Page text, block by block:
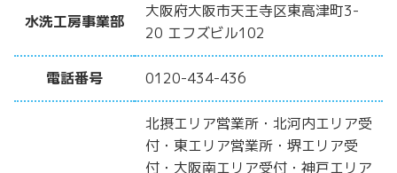
水洗工房事業部
大阪府大阪市天王寺区東高津町3-
20 エフズビル102
電話番号 0120-434-436
北摂エリア営業所・北河内エリア受
付・東エリア営業所・堺エリア受
付・大阪南エリア受付・神戸エリア